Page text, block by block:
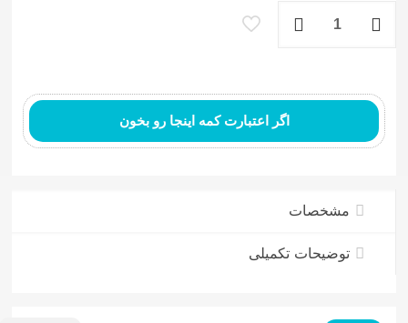
بیرون
10
عدد
اگر اعتبارت کمه اینجا رو بخون
مشخصات
توضیحات تکمیلی